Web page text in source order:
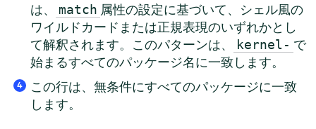
は、
match 属性の設定に基づいて、シェル風の
ワイルドカードまたは正規表現のいずれかとし
て解釈されます。このパターンは、
kernel- で
始まるすべてのパッケージ名に一致します。
4
この行は、無条件にすべてのパッケージに一致
します。